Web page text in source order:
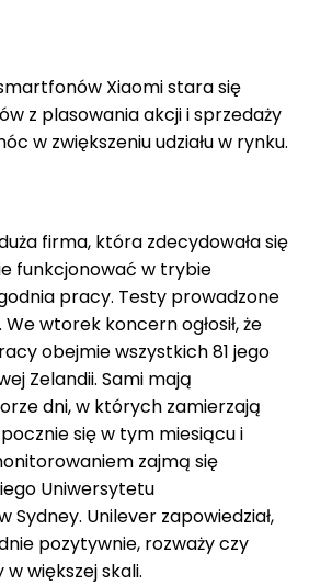
Xiaomi stara się
z plasowania akcji i sprzedaży
w zwiększeniu udziału w rynku.
firma, która zdecydowała się
funkcjonować w trybie
pracy. Testy prowadzone
wtorek koncern ogłosił, że
obejmie wszystkich 81 jego
Zelandii. Sami mają
dni, w których zamierzają
się w tym miesiącu i
zajmą się
Uniwersytetu
Sydney. Unilever zapowiedział,
pozytywnie, rozważy czy
większej skali.